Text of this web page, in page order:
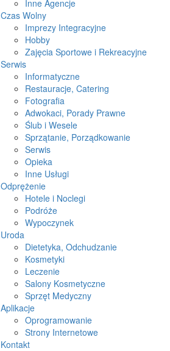
Inne Agencje
Czas Wolny
Imprezy Integracyjne
Hobby
Zajęcia Sportowe i Rekreacyjne
Serwis
Informatyczne
Restauracje, Catering
Fotografia
Adwokaci, Porady Prawne
Ślub i Wesele
Sprzątanie, Porządkowanie
Serwis
Opieka
Inne Usługi
Odprężenie
Hotele i Noclegi
Podróże
Wypoczynek
Uroda
Dietetyka, Odchudzanie
Kosmetyki
Leczenie
Salony Kosmetyczne
Sprzęt Medyczny
Aplikacje
Oprogramowanie
Strony Internetowe
Kontakt